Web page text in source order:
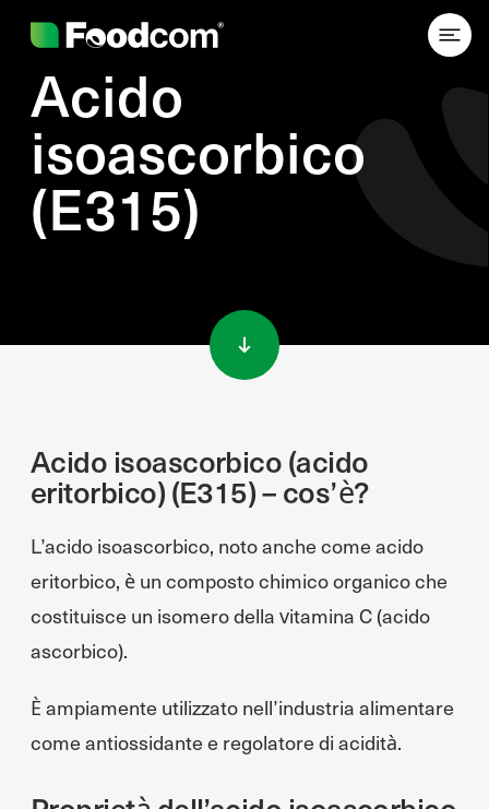
Acido
isoascorbico
(E315)
Acido isoascorbico (acido
eritorbico) (E315) – cos’è?
L’acido isoascorbico, noto anche come acido
eritorbico, è un composto chimico organico che
costituisce un isomero della vitamina C (acido
ascorbico).
È ampiamente utilizzato nell’industria alimentare
come antiossidante e regolatore di acidità.